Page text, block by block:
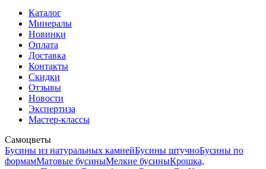
Каталог
Минералы
Новинки
Оплата
Доставка
Контакты
Скидки
Отзывы
Новости
Экспертиза
Мастер-классы
Самоцветы
Бусины из натуральных камнейБусины штучноБусины по
формамМатовые бусиныМелкие бусиныКрошка,